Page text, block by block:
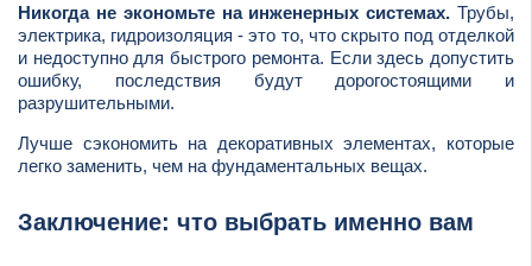
Никогда не экономьте на инженерных системах. Трубы,
электрика, гидроизоляция - это то, что скрыто под отделкой
и недоступно для быстрого ремонта. Если здесь допустить
ошибку, последствия будут дорогостоящими и
разрушительными.
Лучше сэкономить на декоративных элементах, которые
легко заменить, чем на фундаментальных вещах.
Заключение: что выбрать именно вам